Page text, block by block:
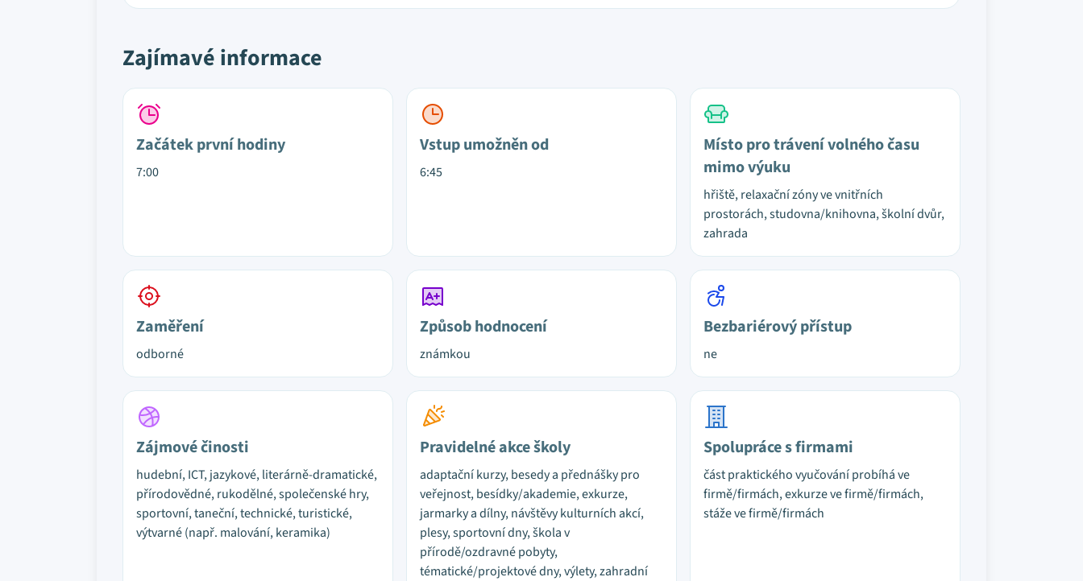
Zajímavé informace
Začátek první hodiny
7:00
Vstup umožněn od
6:45
Místo pro trávení volného času
mimo výuku
hřiště, relaxační zóny ve vnitřních
prostorách, studovna/knihovna, školní dvůr,
zahrada
Zaměření
odborné
Způsob hodnocení
známkou
Bezbariérový přístup
ne
Zájmové činosti
hudební, ICT, jazykové, literárně-dramatické,
přírodovědné, rukodělné, společenské hry,
sportovní, taneční, technické, turistické,
výtvarné (např. malování, keramika)
Pravidelné akce školy
adaptační kurzy, besedy a přednášky pro
veřejnost, besídky/akademie, exkurze,
jarmarky a dílny, návštěvy kulturních akcí,
plesy, sportovní dny, škola v
přírodě/ozdravné pobyty,
tématické/projektové dny, výlety, zahradní
Spolupráce s firmami
část praktického vyučování probíhá ve
firmě/firmách, exkurze ve firmě/firmách,
stáže ve firmě/firmách